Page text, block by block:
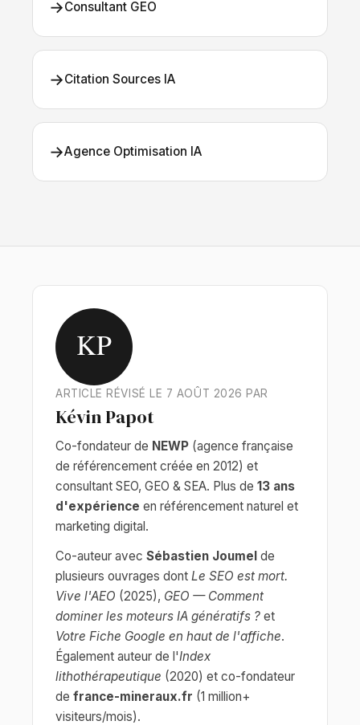
→Consultant GEO
→Citation Sources IA
→Agence Optimisation IA
KP
ARTICLE RÉVISÉ LE 7 AOÛT 2026 PAR
Kévin Papot
Co-fondateur de NEWP (agence française
de référencement créée en 2012) et
consultant SEO, GEO & SEA. Plus de 13 ans
d'expérience en référencement naturel et
marketing digital.
Co-auteur avec Sébastien Joumel de
plusieurs ouvrages dont Le SEO est mort.
Vive l'AEO (2025), GEO — Comment
dominer les moteurs IA génératifs ? et
Votre Fiche Google en haut de l'affiche.
Également auteur de l'Index
lithothérapeutique (2020) et co-fondateur
de france-mineraux.fr (1 million+
visiteurs/mois).